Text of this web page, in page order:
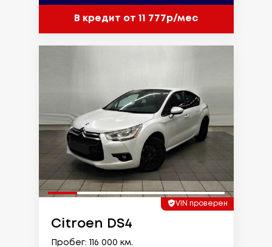
В кредит от 11 777р/мес
VIN проверен
Citroen DS4
Пробег: 116 000 км.